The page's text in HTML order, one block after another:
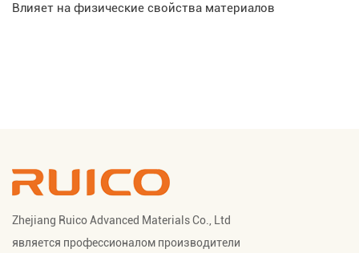
Влияет на физические свойства материалов
Zhejiang Ruico Advanced Materials Co., Ltd
является профессионалом производители